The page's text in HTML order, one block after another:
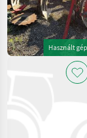
Használt gép